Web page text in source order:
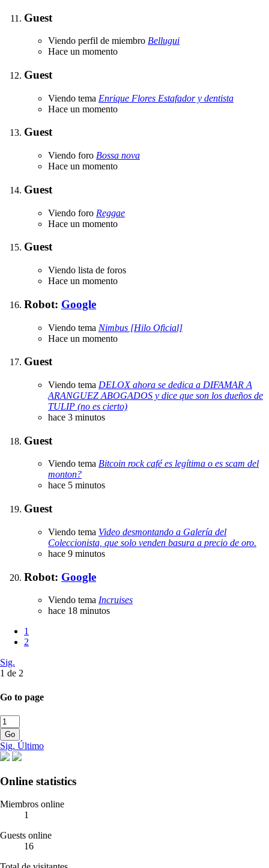
Guest
Viendo perfil de miembro Bellugui
Hace un momento
Guest
Viendo tema Enrique Flores Estafador y dentista
Hace un momento
Guest
Viendo foro Bossa nova
Hace un momento
Guest
Viendo foro Reggae
Hace un momento
Guest
Viendo lista de foros
Hace un momento
Robot: Google
Viendo tema Nimbus [Hilo Oficial]
Hace un momento
Guest
Viendo tema DELOX ahora se dedica a DIFAMAR A
ARANGUEZ ABOGADOS y dice que son los dueños de
TULIP (no es cierto)
hace 3 minutos
Guest
Viendo tema Bitcoin rock café es legítima o es scam del
monton?
hace 5 minutos
Guest
Viendo tema Video desmontando a Galería del
Coleccionista, que solo venden basura a precio de oro.
hace 9 minutos
Robot: Google
Viendo tema Incruises
hace 18 minutos
1
2
Sig.
1 de 2
Go to page
Go
Sig. Último
Online statistics
Miembros online
1
Guests online
16